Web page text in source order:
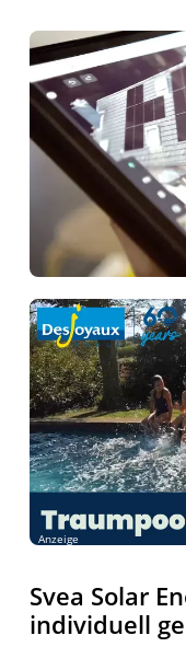
Anzeige
Svea Solar
individuell